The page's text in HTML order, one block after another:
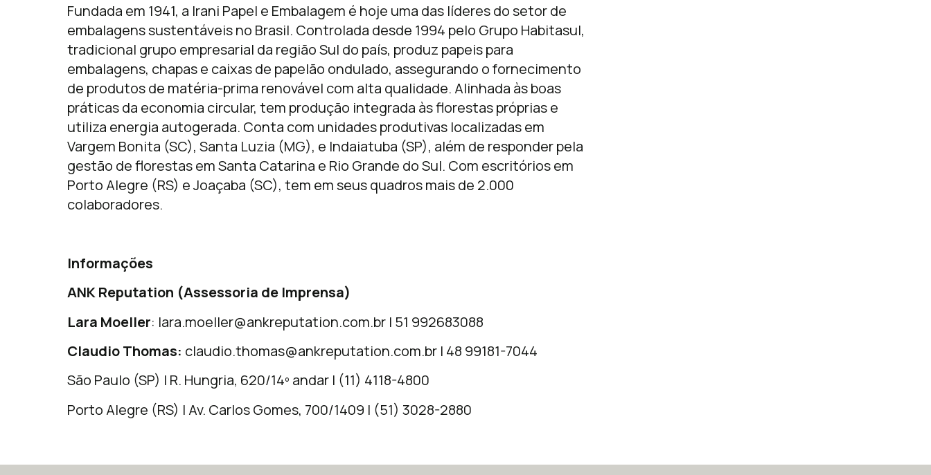
Fundada em 1941, a Irani Papel e Embalagem é hoje uma das líderes do setor de
embalagens sustentáveis no Brasil. Controlada desde 1994 pelo Grupo Habitasul,
tradicional grupo empresarial da região Sul do país, produz papeis para
embalagens, chapas e caixas de papelão ondulado, assegurando o fornecimento
de produtos de matéria-prima renovável com alta qualidade. Alinhada às boas
práticas da economia circular, tem produção integrada às florestas próprias e
utiliza energia autogerada. Conta com unidades produtivas localizadas em
Vargem Bonita (SC), Santa Luzia (MG), e Indaiatuba (SP), além de responder pela
gestão de florestas em Santa Catarina e Rio Grande do Sul. Com escritórios em
Porto Alegre (RS) e Joaçaba (SC), tem em seus quadros mais de 2.000
colaboradores.
Informações
ANK Reputation (Assessoria de Imprensa)
Lara Moeller: lara.moeller@ankreputation.com.br | 51 992683088
Claudio Thomas: claudio.thomas@ankreputation.com.br | 48 99181-7044
São Paulo (SP) | R. Hungria, 620/14º andar | (11) 4118-4800
Porto Alegre (RS) | Av. Carlos Gomes, 700/1409 | (51) 3028-2880